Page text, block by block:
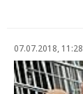
07.07.2018, 11:28